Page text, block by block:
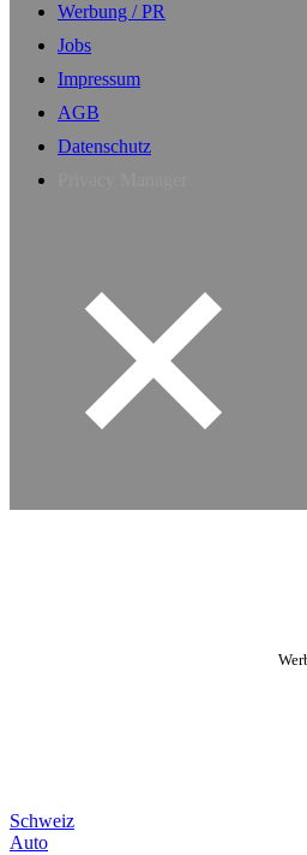
Werbung / PR
Jobs
Impressum
AGB
Datenschutz
Schweiz
Auto